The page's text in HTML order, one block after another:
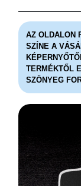
AZ OLDALON
SZÍNE A
TERMÉKTŐL
SZÖNYEG